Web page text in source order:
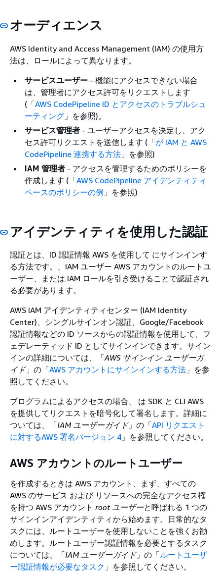
オーディエンス
AWS Identity and Access Management (IAM) の使用方
法は、ロールによって異なります。
サービスユーザー - 機能にアクセスできない場合
は、管理者にアクセス許可をリクエストします
(「AWS CodePipeline ID とアクセスのトラブルシュ
ーティング 」を参照)。
サービス管理者 - ユーザーアクセスを決定し、アク
セス許可リクエストを送信します (「が IAM と AWS
CodePipeline 連携する方法 」を参照)
IAM 管理者 - アクセスを管理するためのポリシーを
作成します (「AWS CodePipeline アイデンティティ
ベースのポリシーの例 」を参照)
アイデンティティを使用した認証
認証とは、ID 認証情報 AWS を使用して にサインインす
る方法です。、IAM ユーザー AWS アカウントのルートユ
ーザー、または IAM ロールを引き受けることで認証され
る必要があります。
AWS IAM アイデンティティセンター (IAM Identity
Center)、シングルサインオン認証、Google/Facebook
認証情報などの ID ソースからの認証情報を使用して、フ
ェデレーティッド ID としてサインインできます。サイン
インの詳細については、「AWS サインイン ユーザーガ
イド」の「AWS アカウントにサインインする方法 」を参
照してください。
プログラムによるアクセスの場合、 は SDK と CLI AWS
を提供してリクエストを暗号化して署名します。詳細に
ついては、「IAM ユーザーガイド」の「API リクエスト
に対するAWS 署名バージョン 4 」を参照してください。
AWS アカウントのルートユーザー
を作成するときは AWS アカウント、まず、すべての
AWS のサービス および リソースへの完全なアクセス権
を持つ AWS アカウント root ユーザーと呼ばれる 1 つの
サインインアイデンティティから始めます。日常的なタ
スクには、ルートユーザーを使用しないことを強くお勧
めします。ルートユーザー認証情報を必要とするタスク
については、「IAM ユーザーガイド」の「ルートユーザ
ー認証情報が必要なタスク 」を参照してください。